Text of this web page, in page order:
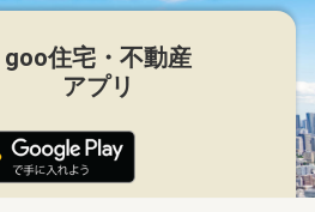
goo住宅・不動産
アプリ